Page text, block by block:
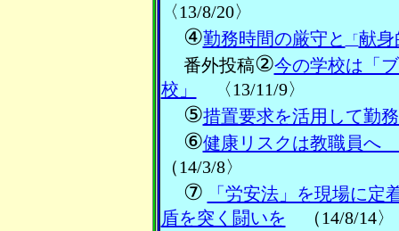
〈13/8/20〉
④勤務時間の厳守と 「献身
番外投稿②今の学校は「
校」
〈13/11/9〉
⑤措置要求を活用して勤
⑥健康リスクは教職員へ
（14/3/8〉
⑦
「労安法」を現場に定
盾を突く闘いを （14/8/14〉